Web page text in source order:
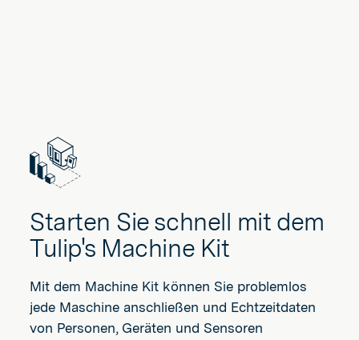
Starten Sie schnell mit dem
Tulip's Machine Kit
Mit dem Machine Kit können Sie problemlos
jede Maschine anschließen und Echtzeitdaten
von Personen, Geräten und Sensoren